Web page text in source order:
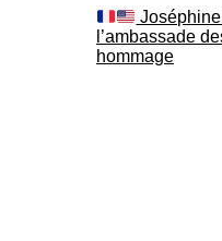
l’ambassade
hommage